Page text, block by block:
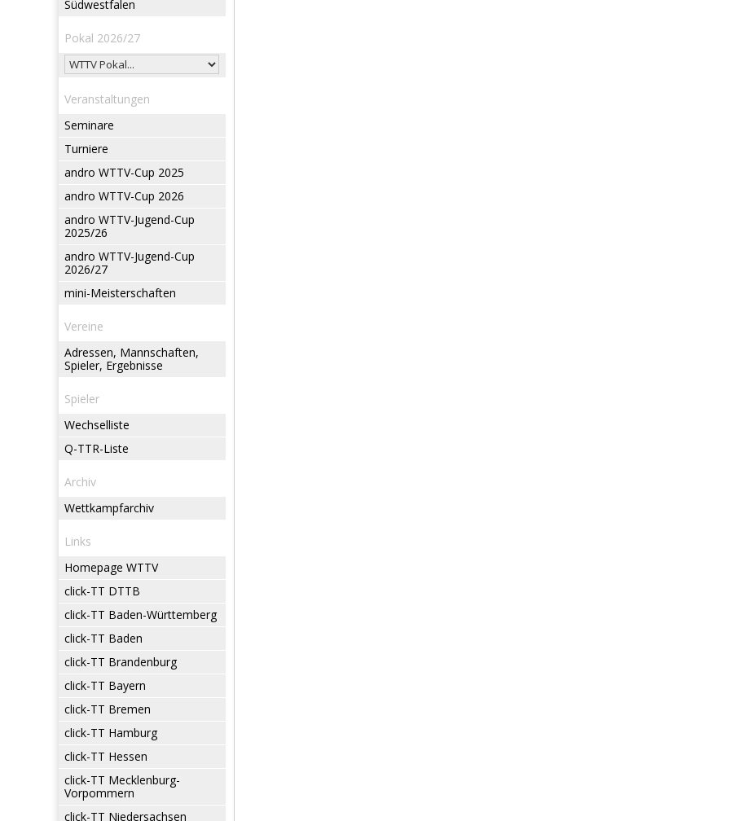
Südwestfalen
Pokal 2026/27
Veranstaltungen
Seminare
Turniere
andro WTTV-Cup 2025
andro WTTV-Cup 2026
andro WTTV-Jugend-Cup
2025/26
andro WTTV-Jugend-Cup
2026/27
mini-Meisterschaften
Vereine
Adressen, Mannschaften,
Spieler, Ergebnisse
Spieler
Wechselliste
Q-TTR-Liste
Archiv
Wettkampfarchiv
Links
Homepage WTTV
click-TT DTTB
click-TT Baden-Württemberg
click-TT Baden
click-TT Brandenburg
click-TT Bayern
click-TT Bremen
click-TT Hamburg
click-TT Hessen
click-TT Mecklenburg-
Vorpommern
click-TT Niedersachsen